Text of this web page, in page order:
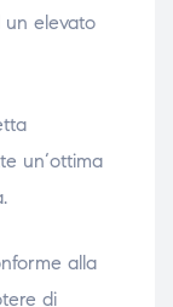
un elevato
un‘ottima
alla
di